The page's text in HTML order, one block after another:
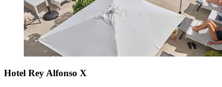
Hotel Rey Alfonso X